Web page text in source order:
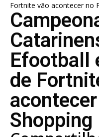
Fortnite vão acontecer no
Efootball
de
Shopping